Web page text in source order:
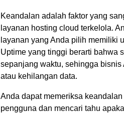
Keandalan adalah faktor yang
layanan hosting cloud terkelola.
layanan yang Anda pilih memiliki
Uptime yang tinggi berarti bahwa
sepanjang waktu, sehingga
atau kehilangan data.
Anda dapat memeriksa
pengguna dan mencari tahu